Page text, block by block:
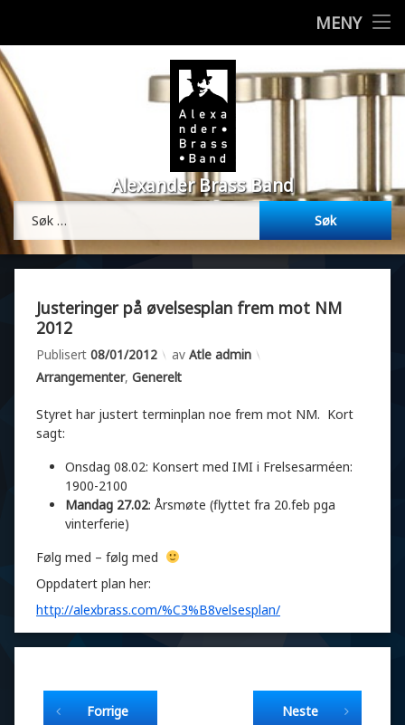
MENY
Bilder
Vedtekter
Resultater
Musikk
Medlemmer
Min side
H
o
l
Alexander Brass Band
Søk etter:
Justeringer på øvelsesplan frem mot NM
2012
Publisert 08/01/2012 Oppdatert07/02/2012
av Atle admin
Kategorier:
Arrangementer, Generelt
Styret har justert terminplan noe frem mot NM. Kort
sagt:
Onsdag 08.02: Konsert med IMI i Frelsesarméen:
1900-2100
Mandag 27.02: Årsmøte (flyttet fra 20.feb pga
vinterferie)
Følg med – følg med
Oppdatert plan her:
http://alexbrass.com/%C3%B8velsesplan/
Fortsett å lese
Forrige Neste